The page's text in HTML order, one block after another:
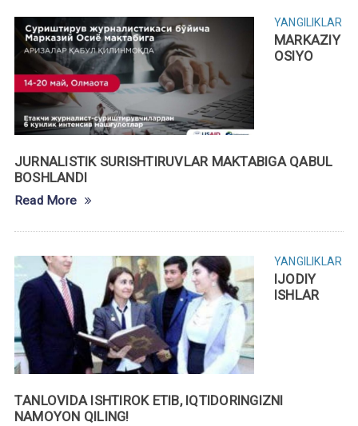
YANGILIKLAR
MARKAZIY
OSIYO
JURNALISTIK SURISHTIRUVLAR MAKTABIGA QABUL
BOSHLANDI
Read More
YANGILIKLAR
IJODIY
ISHLАR
TАNLOVIDА ISHTIROK ETIB, IQTIDORINGIZNI
NАMOYON QILING!